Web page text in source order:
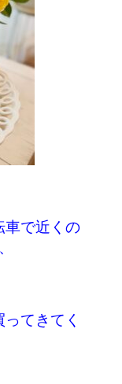
車で近くの
てきてく